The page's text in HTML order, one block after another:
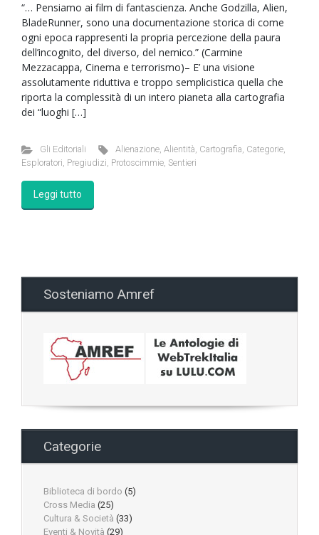
“… Pensiamo ai film di fantascienza. Anche Godzilla, Alien,
BladeRunner, sono una documentazione storica di come
ogni epoca rappresenti la propria percezione della paura
dell’incognito, del diverso, del nemico.” (Carmine
Mezzacappa, Cinema e terrorismo)– E’ una visione
assolutamente riduttiva e troppo semplicistica quella che
riporta la complessità di un intero pianeta alla cartografia
dei “luoghi […]
Gli Editoriali Alienazione,Alientità, Cartografia, Categorie,
Esploratori, Pregiudizi, Protoscimmie, Sentieri
Leggi tutto
Sosteniamo Amref
Categorie
Biblioteca di bordo (5)
Cross Media (25)
Cultura & Società (33)
Eventi & Novità (29)